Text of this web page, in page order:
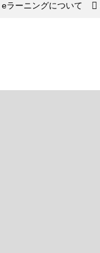
eラーニングについて